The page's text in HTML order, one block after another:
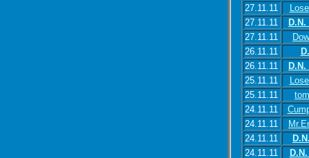
27.11.11
27.11.11
27.11.11
26.11.11
26.11.11
25.11.11
25.11.11
24.11.11
24.11.11
24.11.11
24.11.11